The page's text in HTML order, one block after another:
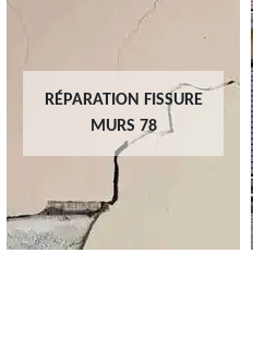
RÉPARATION FISSURE
MURS 78